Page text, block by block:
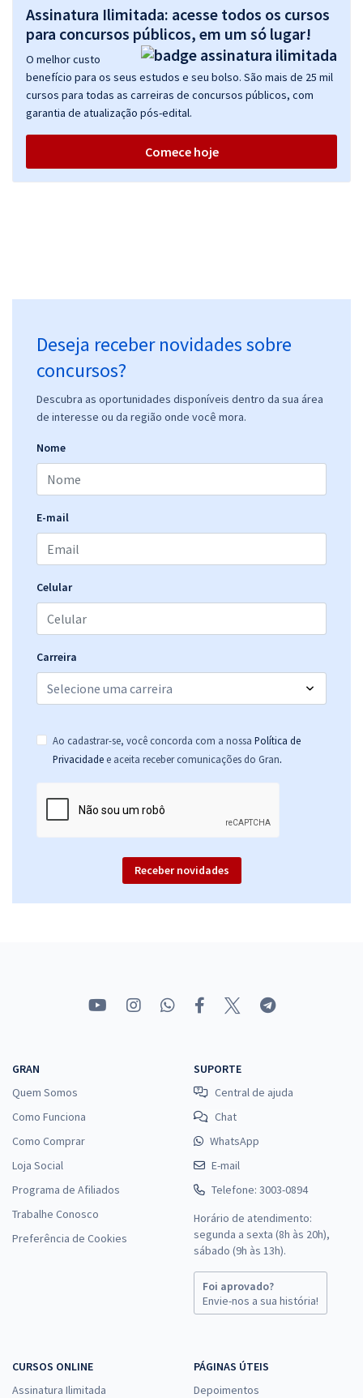
Assinatura Ilimitada: acesse todos os cursos
para concursos públicos, em um só lugar!
O melhor custo
benefício para os seus estudos e seu bolso. São mais de 25 mil
cursos para todas as carreiras de concursos públicos, com
garantia de atualização pós-edital.
Comece hoje
Deseja receber novidades sobre
concursos?
Descubra as oportunidades disponíveis dentro da sua área
de interesse ou da região onde você mora.
Nome
E-mail
Celular
Carreira
Ao cadastrar-se, você concorda com a nossa Política de
Privacidade e aceita receber comunicações do Gran.
Receber novidades
GRAN
Quem Somos
Como Funciona
Como Comprar
Loja Social
Programa de Afiliados
Trabalhe Conosco
Preferência de Cookies
SUPORTE
Central de ajuda
Chat
WhatsApp
E-mail
Telefone: 3003-0894
Horário de atendimento:
segunda a sexta (8h às 20h),
sábado (9h às 13h).
Foi aprovado?
Envie-nos a sua história!
CURSOS ONLINE
Assinatura Ilimitada
PÁGINAS ÚTEIS
Depoimentos